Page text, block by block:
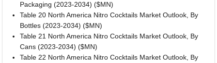
Packaging (2023-2034) ($MN)
Table 20 North America Nitro Cocktails Market Outlook, By
Bottles (2023-2034) ($MN)
Table 21 North America Nitro Cocktails Market Outlook, By
Cans (2023-2034) ($MN)
Table 22 North America Nitro Cocktails Market Outlook, By